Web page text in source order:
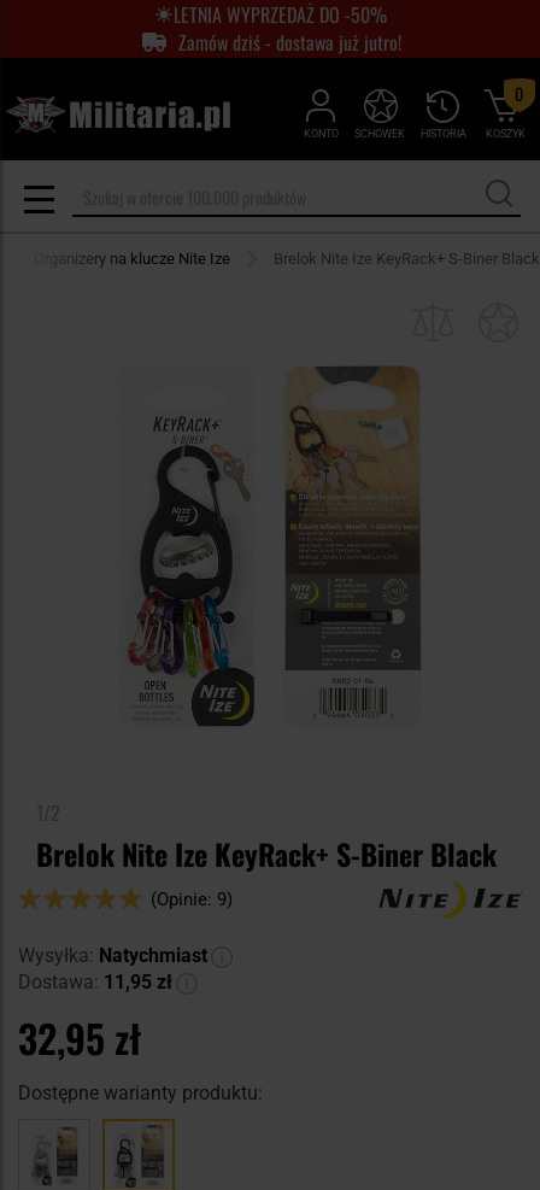
LETNIA WYPRZEDAŻ DO -50%
Zamów dziś - dostawa już jutro!
KONTO HISTORIA
SCHOWEK KOSZYK
0
Organizery na klucze Nite Ize Brelok Nite Ize KeyRack+ S-Biner Black
Brelok Nite Ize KeyRack+ S-Biner Black
Ocena:
(Opinie: 9)
Wysyłka: Natychmiast
Dostawa: 11,95 zł
32,95 zł
Dostępne warianty produktu: